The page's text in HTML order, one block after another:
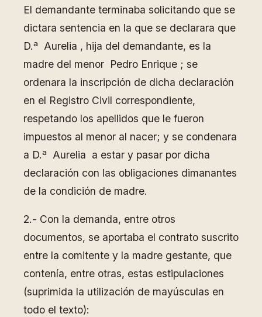
El demandante terminaba solicitando que se
dictara sentencia en la que se declarara que
D.ª Aurelia , hija del demandante, es la
madre del menor Pedro Enrique ; se
ordenara la inscripción de dicha declaración
en el Registro Civil correspondiente,
respetando los apellidos que le fueron
impuestos al menor al nacer; y se condenara
a D.ª Aurelia a estar y pasar por dicha
declaración con las obligaciones dimanantes
de la condición de madre.
2.- Con la demanda, entre otros
documentos, se aportaba el contrato suscrito
entre la comitente y la madre gestante, que
contenía, entre otras, estas estipulaciones
(suprimida la utilización de mayúsculas en
todo el texto):